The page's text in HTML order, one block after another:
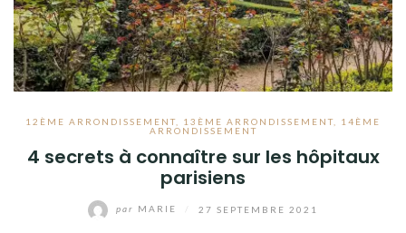
12ÈME ARRONDISSEMENT 13ÈME ARRONDISSEMENT
14ÈME
ARRONDISSEMENT
4 secrets à connaître sur les hôpitaux
parisiens
par MARIE 27 SEPTEMBRE 2021